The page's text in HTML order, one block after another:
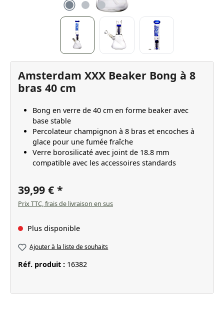
Amsterdam XXX Beaker Bong à 8
bras 40 cm
Bong en verre de 40 cm en forme beaker avec
base stable
Percolateur champignon à 8 bras et encoches à
glace pour une fumée fraîche
Verre borosilicaté avec joint de 18.8 mm
compatible avec les accessoires standards
39,99 €
Prix TTC, frais de livraison en sus
Plus disponible
Ajouter à la liste de souhaits
Réf. produit : 16382